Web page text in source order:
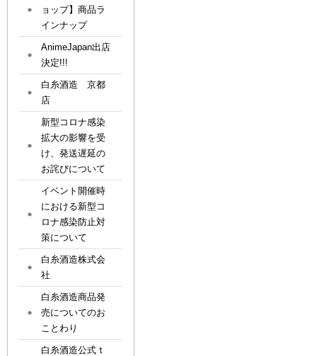
ョップ】商品ラ
インナップ
AnimeJapan出店
決定!!!
白糸酒造 京都
店
新型コロナ感染
拡大の影響を受
け、発送遅延の
お詫びについて
イベント開催時
における新型コ
ロナ感染防止対
策について
白糸酒造株式会
社
白糸酒造商品発
売についてのお
ことわり
白糸酒造公式ｔ